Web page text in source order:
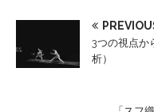
3つの視点か
析）